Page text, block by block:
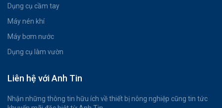
Dụng cụ cầm tay
Máy nén khí
Máy bơm nước
Dụng cụ làm vườn
Liên hệ với Anh Tin
Nhận những thông tin hữu ích về thiết bị nông nghiệp cũng tin tức